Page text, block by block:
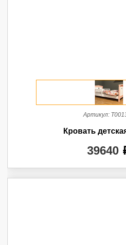
Артикул:
Кровать
39640